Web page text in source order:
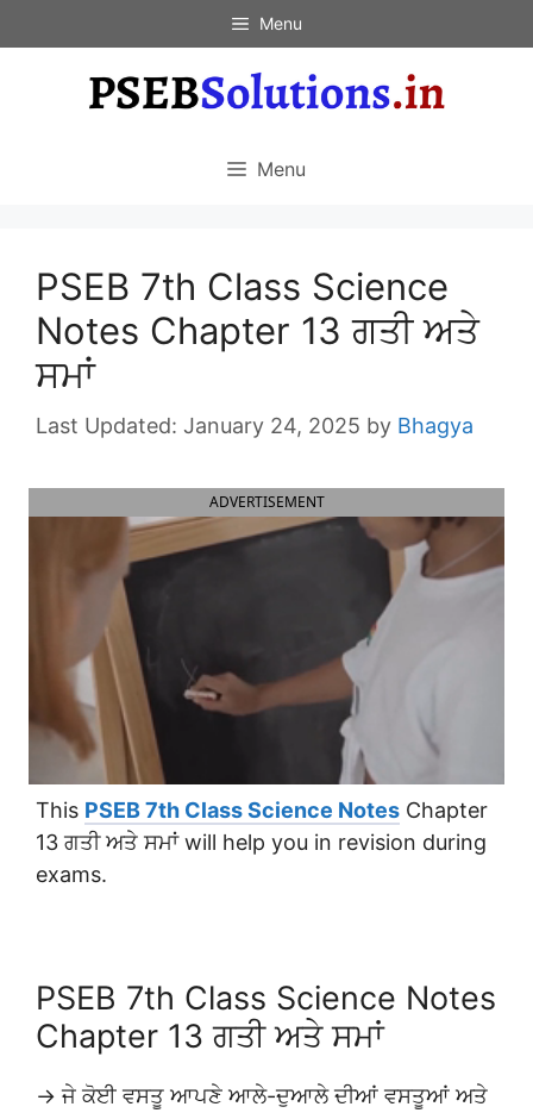
to
Menu
Menu
PSEB 7th Class Science
Notes Chapter 13 ਗਤੀ ਅਤੇ
ਸਮਾਂ
January 24, 2025 by Bhagya
ADVERTISEMENT
This PSEB 7th Class Science Notes Chapter
13 ਗਤੀ ਅਤੇ ਸਮਾਂ will help you in revision during
exams.
PSEB 7th Class Science Notes
Chapter 13 ਗਤੀ ਅਤੇ ਸਮਾਂ
→ ਜੇ ਕੋਈ ਵਸਤੂ ਆਪਣੇ ਆਲੇ-ਦੁਆਲੇ ਦੀਆਂ ਵਸਤੂਆਂ ਅਤੇ